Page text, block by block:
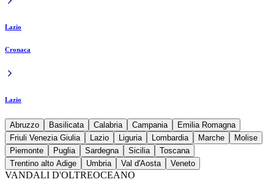
Lazio
Cronaca
Lazio
Abruzzo Basilicata Calabria Campania
Emilia Romagna
Friuli Venezia Giulia
Lazio Liguria Lombardia Marche
Molise
Piemonte
Puglia Sardegna Sicilia
Toscana
Trentino alto Adige
Umbria Val d'Aosta Veneto
VANDALI D'OLTREOCEANO